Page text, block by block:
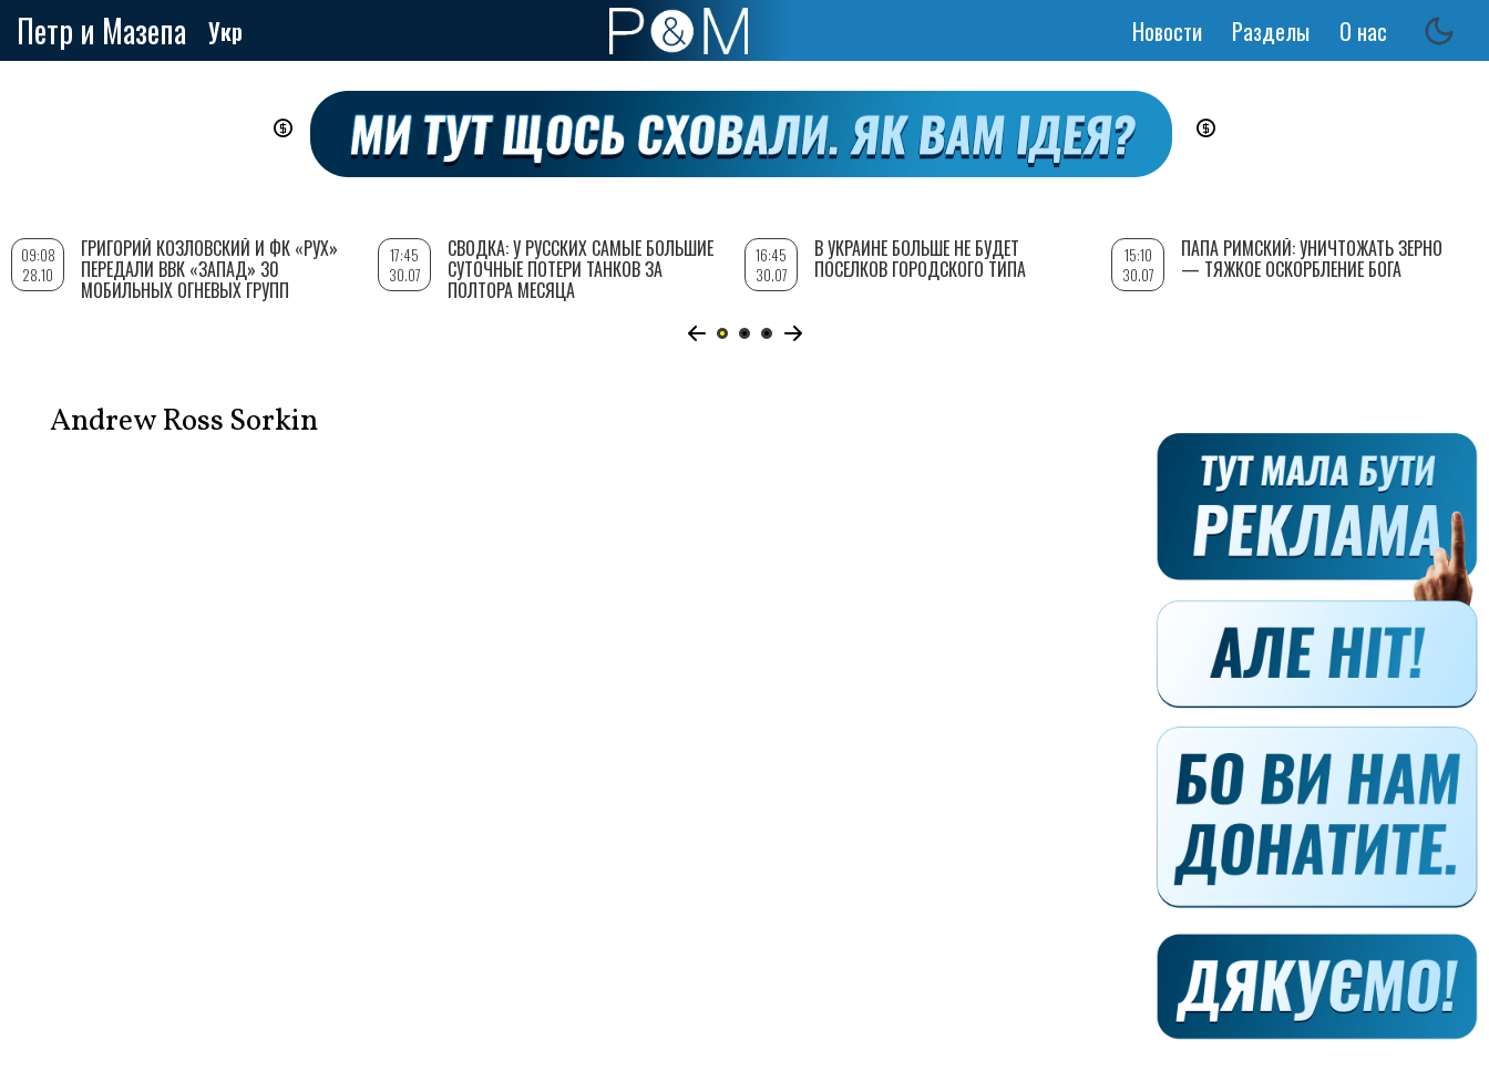
Петр и Мазепа Укр
Основная
Новости Разделы О нас
Andrew Ross Sorkin
09:08
28.10
ГРИГОРИЙ КОЗЛОВСКИЙ И ФК «РУХ»
ПЕРЕДАЛИ ВВК «ЗАПАД» 30
МОБИЛЬНЫХ ОГНЕВЫХ ГРУПП
17:45
30.07
СВОДКА: У РУССКИХ САМЫЕ БОЛЬШИЕ
СУТОЧНЫЕ ПОТЕРИ ТАНКОВ ЗА
ПОЛТОРА МЕСЯЦА
16:45
30.07
В УКРАИНЕ БОЛЬШЕ НЕ БУДЕТ
ПОСЕЛКОВ ГОРОДСКОГО ТИПА
15:10
30.07
ПАПА РИМСКИЙ: УНИЧТОЖАТЬ ЗЕРНО
— ТЯЖКОЕ ОСКОРБЛЕНИЕ БОГА